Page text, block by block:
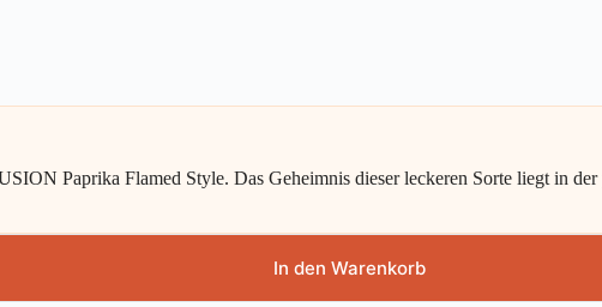
Paprika Flamed Style. Das Geheimnis dieser leckeren Sorte liegt in
In den Warenkorb